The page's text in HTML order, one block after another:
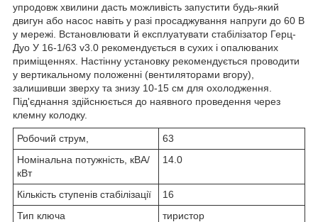
упродовж хвилини дасть можливість запустити будь-який
двигун або насос навіть у разі просаджування напруги до 60 В
у мережі. Встановлювати й експлуатувати стабілізатор Герц-
Дуо У 16-1/63 v3.0 рекомендується в сухих і опалюваних
приміщеннях. Настінну установку рекомендується проводити
у вертикальному положенні (вентиляторами вгору),
залишивши зверху та знизу 10-15 см для охолодження.
Під'єднання здійснюється до наявного проведення через
клемну колодку.
Робочий струм,
63
Номінальна потужність, кВА/
кВт
14.0
Кількість ступенів стабілізації
16
Тип ключа
тиристор